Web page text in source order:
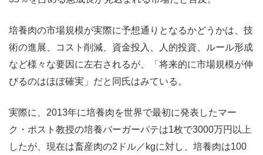
培養肉の市場規模が実際に予想通りとなるかどうかは、技
術の進展、コスト削減、資金投入、人的投資、ルール形成
など様々な要因に左右されるが、「将来的に市場規模が伸
びるのはほぼ確実」だと同氏はみている。
実際に、2013年に培養肉を世界で最初に発表したマー
ク・ポスト教授の培養バーガーパテは1枚で3000万円以上
したが、現在は畜産肉の2ドル／kgに対し、培養肉は100